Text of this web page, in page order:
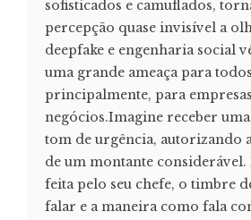
sofisticados e camuflados,
percepção quase invisível a
deepfake e engenharia social
uma grande ameaça para
principalmente, para
negócios.Imagine receber
tom de urgência, autorizando
de um montante considerável.
feita pelo seu chefe, o timbre
falar e a maneira como fala